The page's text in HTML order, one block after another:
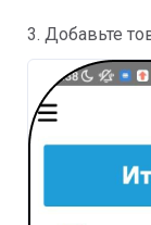
3. Добавьте